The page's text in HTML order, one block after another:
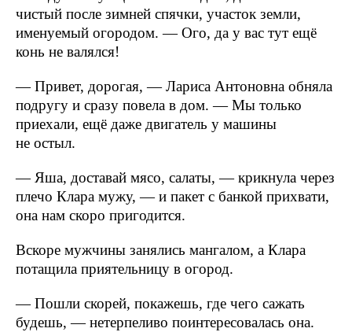
чистый после зимней спячки, участок земли,
именуемый огородом. — Ого, да у вас тут ещё
конь не валялся!
— Привет, дорогая, — Лариса Антоновна обняла
подругу и сразу повела в дом. — Мы только
приехали, ещё даже двигатель у машины
не остыл.
— Яша, доставай мясо, салаты, — крикнула через
плечо Клара мужу, — и пакет с банкой прихвати,
она нам скоро пригодится.
Вскоре мужчины занялись мангалом, а Клара
потащила приятельницу в огород.
— Пошли скорей, покажешь, где чего сажать
будешь, — нетерпеливо поинтересовалась она.